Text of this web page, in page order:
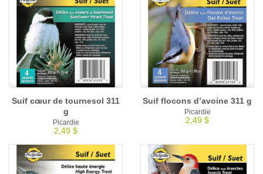
Suif cœur de tournesol 311
g
Picardie
2,49 $
Suif flocons d’avoine 311 g
Picardie
2,49 $